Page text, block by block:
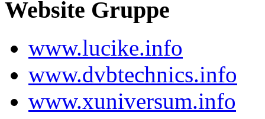
Website Gruppe
www.lucike.info
www.dvbtechnics.info
www.xuniversum.info